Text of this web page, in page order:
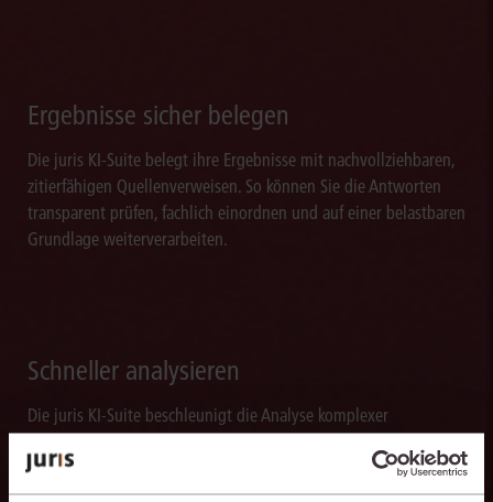
Ergebnisse sicher belegen
Die juris KI-Suite belegt ihre Ergebnisse mit nachvollziehbaren,
zitierfähigen Quellenverweisen. So können Sie die Antworten
transparent prüfen, fachlich einordnen und auf einer belastbaren
Grundlage weiterverarbeiten.
Schneller analysieren
Die juris KI-Suite beschleunigt die Analyse komplexer
juristischer Fragestellungen. Sie hilft dabei, Sachverhalte
einzuordnen, Zusammenhänge zu erkennen und belastbare
Ansatzpunkte für die weitere Bearbeitung zu gewinnen. Dabei